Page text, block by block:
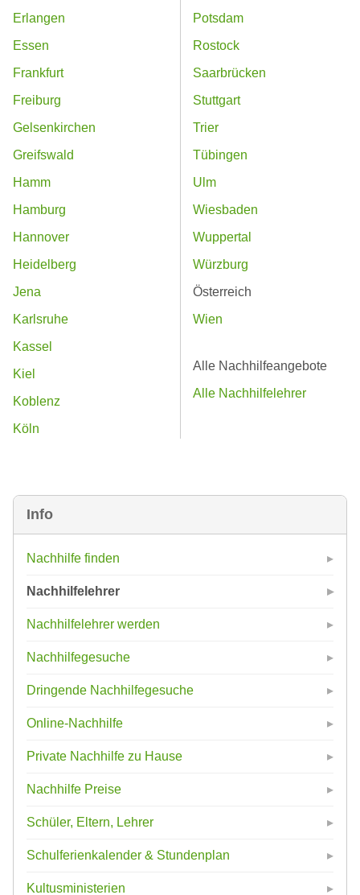
Info
Nachhilfe finden
Nachhilfelehrer
Nachhilfelehrer werden
Nachhilfegesuche
Dringende Nachhilfegesuche
Online-Nachhilfe
Private Nachhilfe zu Hause
Nachhilfe Preise
Schüler, Eltern, Lehrer
Schulferienkalender & Stundenplan
Kultusministerien
Erlangen
Essen
Frankfurt
Freiburg
Gelsenkirchen
Greifswald
Hamm
Hamburg
Hannover
Heidelberg
Jena
Karlsruhe
Kassel
Kiel
Koblenz
Köln
Potsdam
Rostock
Saarbrücken
Stuttgart
Trier
Tübingen
Ulm
Wiesbaden
Wuppertal
Würzburg
Österreich
Wien
Alle Nachhilfeangebote
Alle Nachhilfelehrer